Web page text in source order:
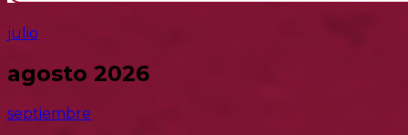
julio
agosto 2026
septiembre